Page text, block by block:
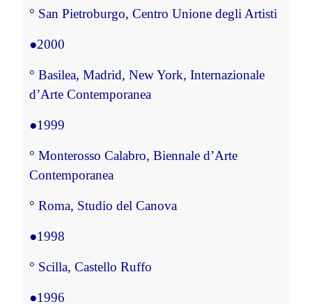
° San Pietroburgo, Centro Unione degli Artisti
●2000
° Basilea, Madrid, New York, Internazionale
d’Arte Contemporanea
●1999
° Monterosso Calabro, Biennale d’Arte
Contemporanea
° Roma, Studio del Canova
●1998
° Scilla, Castello Ruffo
●1996